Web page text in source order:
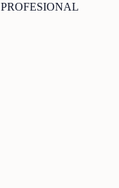
PROFESIONAL